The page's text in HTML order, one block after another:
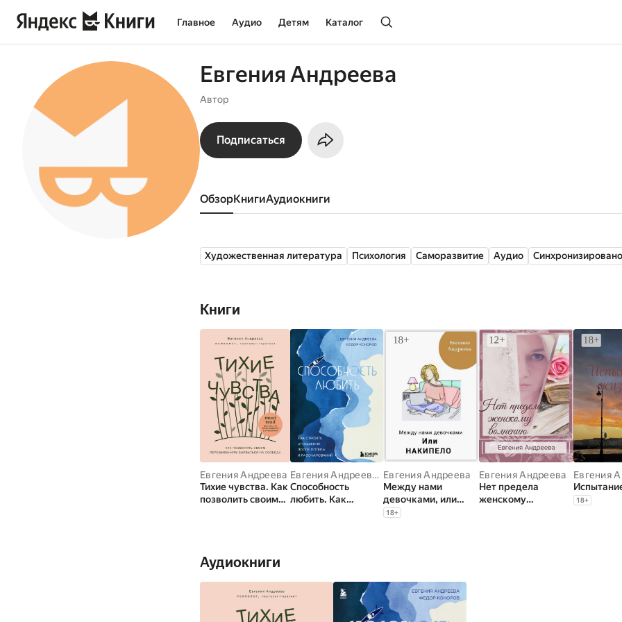
Главное Аудио Детям Каталог
Евгения Андреева
Автор
Подписаться
Обзор книги аудиокниги
Художественная литература Психология Саморазвитие Аудио Синхронизировано
Книги
Евгения Андреева
Тихие чувства. Как
позволить своим
Евгения Андреева, Федор Коноров
Способность
любить. Как
Евгения Андреева
Между нами
девочками, или
Накипело
18+
Евгения Андреева
Нет предела
женскому
Евгения
18+
Аудиокниги